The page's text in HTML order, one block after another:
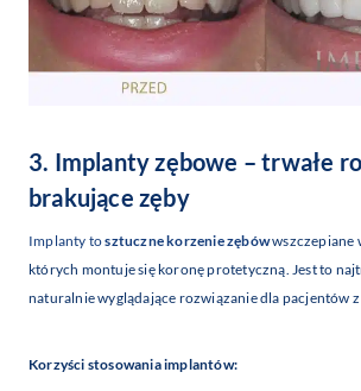
3. Implanty zębowe – trwałe
brakujące zęby
Implanty tosztuczne korzenie zębówwszczepiane
których montuje się koronę protetyczną. Jest to
naturalnie wyglądające rozwiązanie dla pacjentów
Korzyści stosowania implantów: